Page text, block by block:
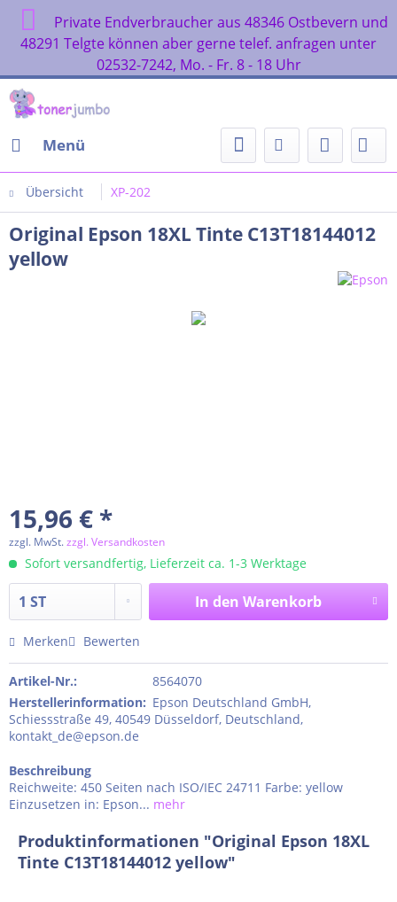
Private Endverbraucher aus 48346 Ostbevern und
48291 Telgte können aber gerne telef. anfragen unter
02532-7242, Mo. - Fr. 8 - 18 Uhr
Menü
Übersicht XP-202
Original Epson 18XL Tinte C13T18144012
yellow
15,96 € *
zzgl. MwSt.zzgl. Versandkosten
Sofort versandfertig, Lieferzeit ca. 1-3 Werktage
In den Warenkorb
Merken Bewerten
Artikel-Nr.:
8564070
Herstellerinformation: Epson Deutschland GmbH,
Schiessstraße 49, 40549 Düsseldorf, Deutschland,
kontakt_de@epson.de
Beschreibung
Reichweite: 450 Seiten nach ISO/IEC 24711 Farbe: yellow
Einzusetzen in: Epson... mehr
Produktinformationen "Original Epson 18XL
Tinte C13T18144012 yellow"